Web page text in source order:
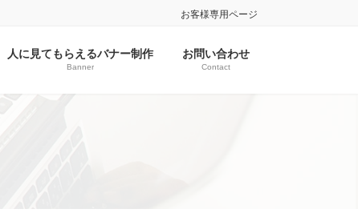
お客様専用ページ
人に見てもらえるバナー制作
Banner
お問い合わせ
Contact